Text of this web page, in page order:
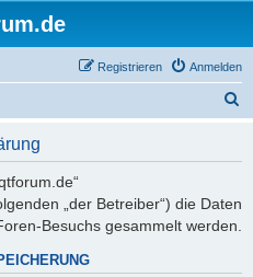
Anmelden
Registrieren
„der Betreiber“) die Daten
Besuchs gesammelt werden.